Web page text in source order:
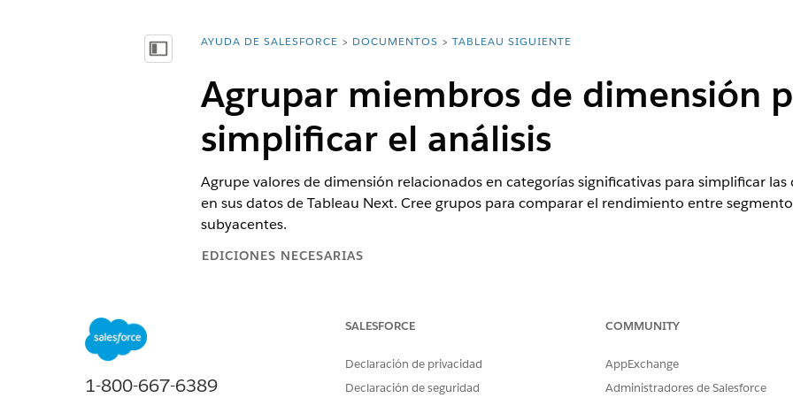
Mostrar índice de materias
Usted está aquí:
AYUDA DE SALESFORCE DOCUMENTOS TABLEAU SIGUIENTE
Agrupar miembros de dimensión
simplificar el análisis
Agrupe valores de dimensión relacionados en categorías significativas para simplificar
en sus datos de Tableau Next. Cree grupos para comparar el rendimiento entre
subyacentes.
EDICIONES NECESARIAS
Para utilizar grupos en Tableau Next: Conjunto de permisos
Analista de Tableau Next
1-800-667-6389
SALESFORCE
Declaración de privacidad
Declaración de seguridad
COMMUNITY
AppExchange
Administradores de Salesforce